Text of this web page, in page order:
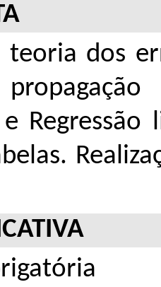
teoria dos